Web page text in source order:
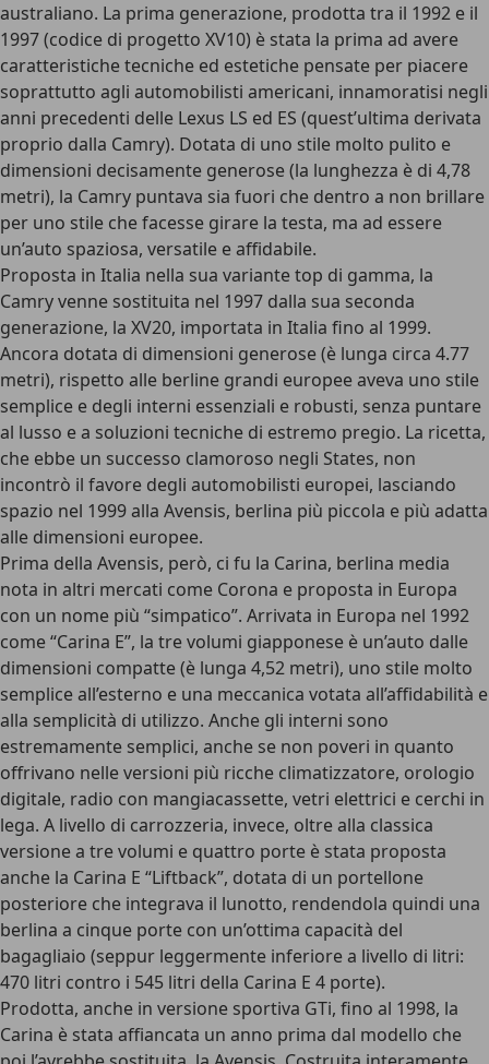
australiano. La prima generazione, prodotta tra il 1992 e il
1997 (codice di progetto XV10) è stata la prima ad avere
caratteristiche tecniche ed estetiche pensate per piacere
soprattutto agli automobilisti americani, innamoratisi negli
anni precedenti delle Lexus LS ed ES (quest’ultima derivata
proprio dalla Camry). Dotata di uno stile molto pulito e
dimensioni decisamente generose (la lunghezza è di 4,78
metri), la Camry puntava sia fuori che dentro a non brillare
per uno stile che facesse girare la testa, ma ad essere
un’auto spaziosa, versatile e affidabile.
Proposta in Italia nella sua variante top di gamma, la
Camry venne sostituita nel 1997 dalla sua seconda
generazione, la XV20, importata in Italia fino al 1999.
Ancora dotata di dimensioni generose (è lunga circa 4.77
metri), rispetto alle berline grandi europee aveva uno stile
semplice e degli interni essenziali e robusti, senza puntare
al lusso e a soluzioni tecniche di estremo pregio. La ricetta,
che ebbe un successo clamoroso negli States, non
incontrò il favore degli automobilisti europei, lasciando
spazio nel 1999 alla Avensis, berlina più piccola e più adatta
alle dimensioni europee.
Prima della Avensis, però, ci fu la Carina, berlina media
nota in altri mercati come Corona e proposta in Europa
con un nome più “simpatico”. Arrivata in Europa nel 1992
come “Carina E”, la tre volumi giapponese è un’auto dalle
dimensioni compatte (è lunga 4,52 metri), uno stile molto
semplice all’esterno e una meccanica votata all’affidabilità e
alla semplicità di utilizzo. Anche gli interni sono
estremamente semplici, anche se non poveri in quanto
offrivano nelle versioni più ricche climatizzatore, orologio
digitale, radio con mangiacassette, vetri elettrici e cerchi in
lega. A livello di carrozzeria, invece, oltre alla classica
versione a tre volumi e quattro porte è stata proposta
anche la Carina E “Liftback”, dotata di un portellone
posteriore che integrava il lunotto, rendendola quindi una
berlina a cinque porte con un’ottima capacità del
bagagliaio (seppur leggermente inferiore a livello di litri:
470 litri contro i 545 litri della Carina E 4 porte).
Prodotta, anche in versione sportiva GTi, fino al 1998, la
Carina è stata affiancata un anno prima dal modello che